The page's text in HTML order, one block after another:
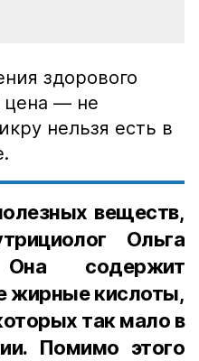
здорового
цена — не
нельзя есть в
веществ,
Ольга
содержит
жирные кислоты,
так мало в
Помимо этого